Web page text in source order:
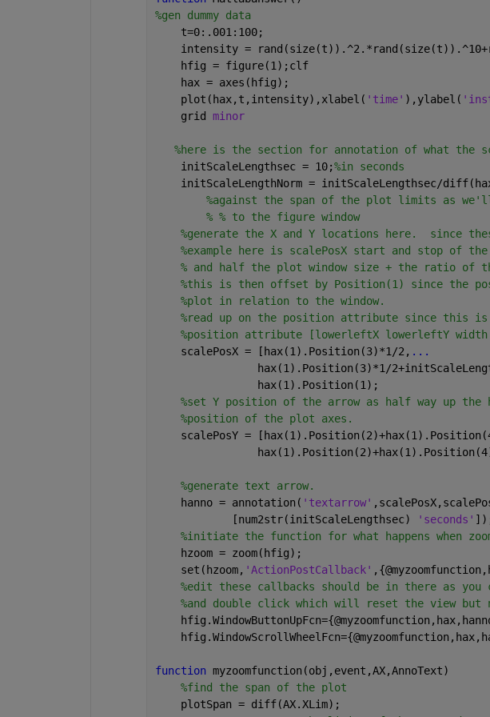
%gen dummy data
    t=0:.001:100;
intensity =
    hfig = figure(1);clf
    hax = axes(hfig);
    plot(hax,t,intensity),xlabel(
'time' ),ylabel(
    grid
minor
%here is the section for annotation of what the
    initScaleLengthsec = 10;
%in seconds
initScaleLengthNorm = initScaleLengthsec/
%against the span of the plot limits as
% % to the figure window
%generate the X and Y locations here.  since
%example here is scalePosX start and stop of
% and half the plot window size + the ratio of
%this is then offset by Position(1) since the
%plot in relation to the window.
%read up on the position attribute since this
%position attribute [lowerleftX lowerleftY
    scalePosX = [hax(1).Position(3)*1/2,
...
hax(1).Position(3)*1/
                hax(1).Position(1);
%set Y position of the arrow as half way up
%position of the plot axes.
scalePosY =
%generate text arrow.
    hanno = annotation(
'textarrow'
            [num2str(initScaleLengthsec)
'seconds'
%initiate the function for what happens when
    hzoom = zoom(hfig);
    set(hzoom,
'ActionPostCallback'
%edit these callbacks should be in there as you
%and double click which will reset the view
function myzoomfunction(obj,event,AX,AnnoText)
%find the span of the plot
    plotSpan = diff(AX.XLim);